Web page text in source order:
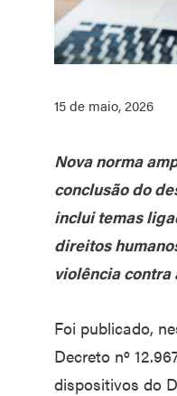
15 de maio, 2026
Nova norma
conclusão do
inclui temas
direitos
violência contra
Foi publicado,
Decreto nº
dispositivos do